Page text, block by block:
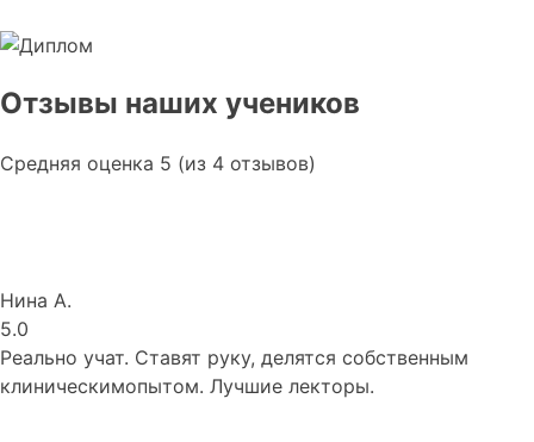
Отзывы наших учеников
Средняя оценка 5 (из 4 отзывов)
Нина А.
5.0
Реально учат. Ставят руку, делятся собственным
клиническимопытом. Лучшие лекторы.